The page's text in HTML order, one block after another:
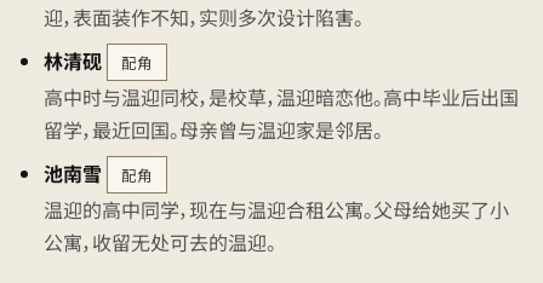
迎，表面装作不知，实则多次设计陷害。
林清砚
配角
高中时与温迎同校，是校草，温迎暗恋他。高中毕业后出国
留学，最近回国。母亲曾与温迎家是邻居。
池南雪
配角
温迎的高中同学，现在与温迎合租公寓。父母给她买了小
公寓，收留无处可去的温迎。